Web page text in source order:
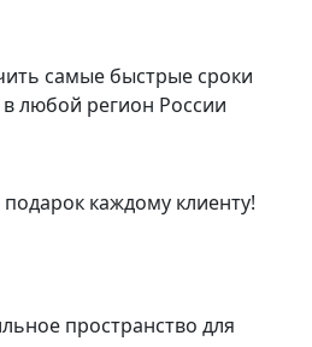
самые быстрые сроки
любой регион России
каждому клиенту!
пространство для